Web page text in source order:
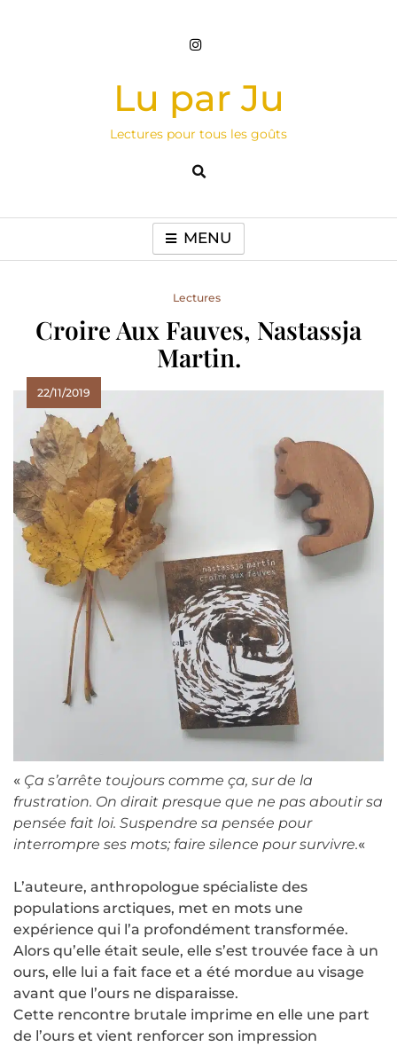
Lu par Ju
Lectures pour tous les goûts
MENU
Lectures
Croire Aux Fauves, Nastassja
Martin.
22/11/2019
« Ça s’arrête toujours comme ça, sur de la
frustration. On dirait presque que ne pas aboutir sa
pensée fait loi. Suspendre sa pensée pour
interrompre ses mots; faire silence pour survivre.«
L’auteure, anthropologue spécialiste des
populations arctiques, met en mots une
expérience qui l’a profondément transformée.
Alors qu’elle était seule, elle s’est trouvée face à un
ours, elle lui a fait face et a été mordue au visage
avant que l’ours ne disparaisse.
Cette rencontre brutale imprime en elle une part
de l’ours et vient renforcer son impression